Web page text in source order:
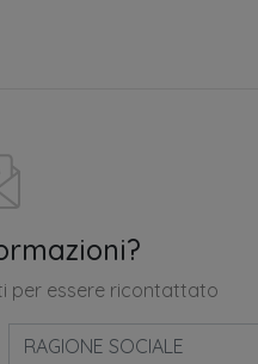
per essere ricontattato